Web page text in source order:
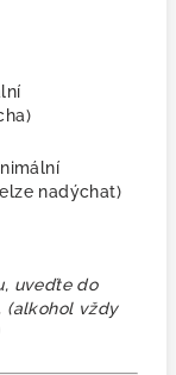
nadýchat)
uveďte do
(alkohol vždy